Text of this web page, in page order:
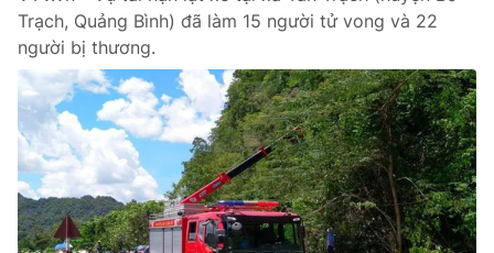
Trạch, Quảng Bình) đã làm 15 người tử vong và 22
người bị thương.